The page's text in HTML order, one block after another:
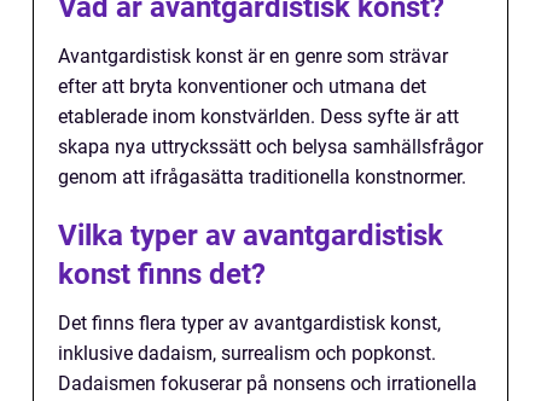
Vad är avantgardistisk konst?
Avantgardistisk konst är en genre som strävar
efter att bryta konventioner och utmana det
etablerade inom konstvärlden. Dess syfte är att
skapa nya uttryckssätt och belysa samhällsfrågor
genom att ifrågasätta traditionella konstnormer.
Vilka typer av avantgardistisk
konst finns det?
Det finns flera typer av avantgardistisk konst,
inklusive dadaism, surrealism och popkonst.
Dadaismen fokuserar på nonsens och irrationella